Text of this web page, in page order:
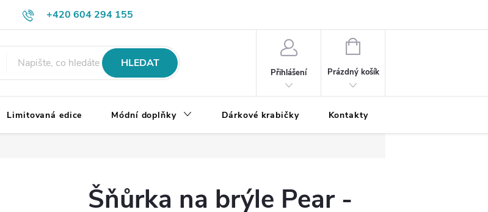
+420 604 294 155
Výměna, vrácení a reklamace zboží
HLEDAT
Přihlášení
NÁKUPNÍ
Prázdný košík
Limitovaná edice Módní doplňky Dárkové krabičky Kontakty
Šňůrka na brýle Pear -